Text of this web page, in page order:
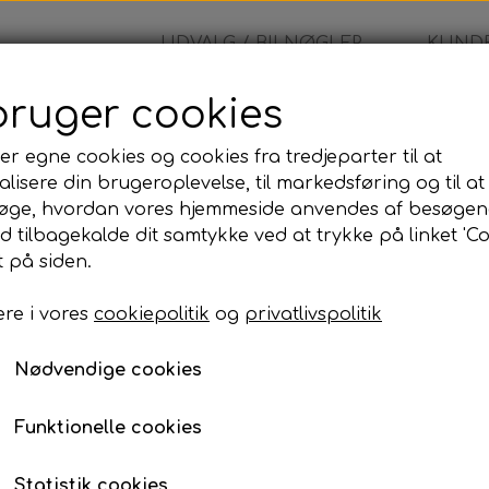
UDVALG / BILNØGLER
- Fjernbetjening
Volvo - Fjernbetjening
1.499,00 kr.
Komplet bilnøgle inkl. skæring og
Når du bestiller denne bilnøgle, leveres den
skåret, programmeret og testet, så den er klar
Programmeringen kan udføres på den adresse,
til din adresse eller udføre arbejdet på vores
cookies
egne cookies og cookies fra tredjeparter til at
din brugeroplevelse, til markedsføring og til at
hvordan vores hjemmeside anvendes af
tilbagekalde dit samtykke ved at trykke på linket
på siden.
i vores cookiepolitik og privatlivspolitik
Nødvendige cookies
Funktionelle cookies